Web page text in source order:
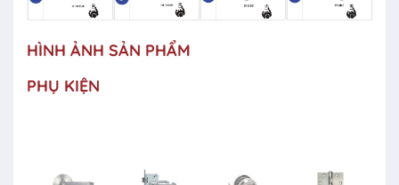
HÌNH ẢNH SẢN PHẨM
PHỤ KIỆN